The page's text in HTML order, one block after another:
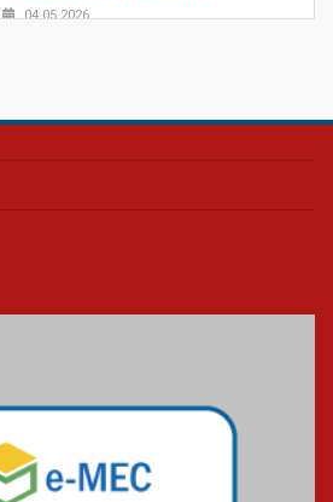
04.05.2026
Confira como foi o culto mensal
Mackenzie mobiliza campanha
solidária para apoiar famílias em
Minas Gerais